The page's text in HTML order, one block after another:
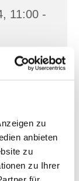
zu
anbieten
zu
zu Ihrer
11:00 -